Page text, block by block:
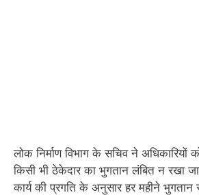
लोक निर्माण विभाग के सचिव ने अधिकारियों
किसी भी ठेकेदार का भुगतान लंबित न रखा
कार्य की प्रगति के अनुसार हर महीने भुगतान